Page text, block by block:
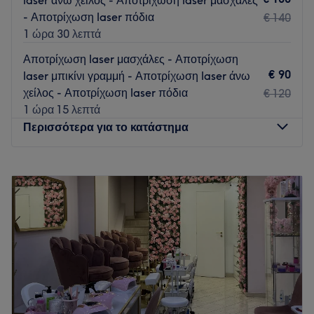
Go to venue
- Αποτρίχωση laser πόδια
1 ώρα 30 λεπτά
€ 140
Αποτρίχωση laser μασχάλες - Αποτρίχωση
laser μπικίνι γραμμή - Αποτρίχωση laser άνω
χείλος - Αποτρίχωση laser πόδια
1 ώρα 15 λεπτά
€ 90
€ 120
Περισσότερα για το κατάστημα
Τρίτη
09:00–21:00
Τετάρτη
09:00–21:00
Πέμπτη
09:00– 21:00
Παρασκευή
09:00–21:00
Σάββατο
09:00–18:00
Κυριακή
Κλειστό
Το Royal Aesthetic στον Άγιο Δημήτριο σε προσκαλεί να